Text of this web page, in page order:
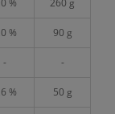
% 260 g
% 90 g
- -
% 50 g